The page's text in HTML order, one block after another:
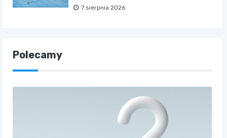
7 sierpnia 2026
Polecamy